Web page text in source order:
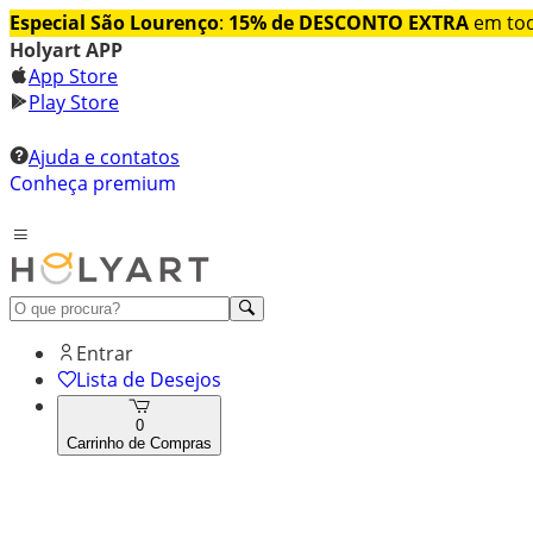
Especial São Lourenço: 15% de DESCONTO EXTRA em
Holyart APP
App Store
Play Store
Ajuda e contatos
Conheça premium
Entrar
Lista de Desejos
0
Carrinho de Compras